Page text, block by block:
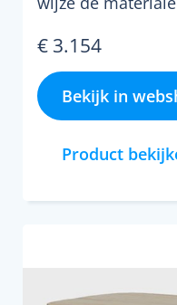
€ 3.154
Bekijk in
Product